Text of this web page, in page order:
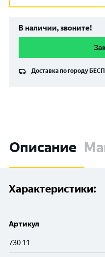
В наличии, звоните!
Доставка по городу
Описание
Характеристики:
Артикул
730 11